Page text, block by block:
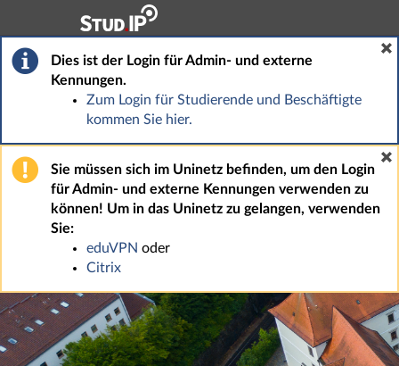
Hauptnavigation
Fußzeile
Dies ist der Login für Admin- und externe
Kennungen.
Zum Login für Studierende und Beschäftigte
kommen Sie hier.
Sie müssen sich im Uninetz befinden, um den Login
für Admin- und externe Kennungen verwenden zu
können! Um in das Uninetz zu gelangen, verwenden
Sie:
eduVPN oder
Citrix